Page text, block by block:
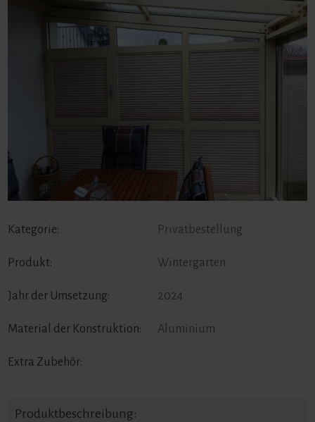
Kategorie: Privatbestellung
Produkt: Wintergarten
Jahr der Umsetzung: 2024
Material der Konstruktion: Aluminium
Extra Zubehör:
Produktbeschreibung: